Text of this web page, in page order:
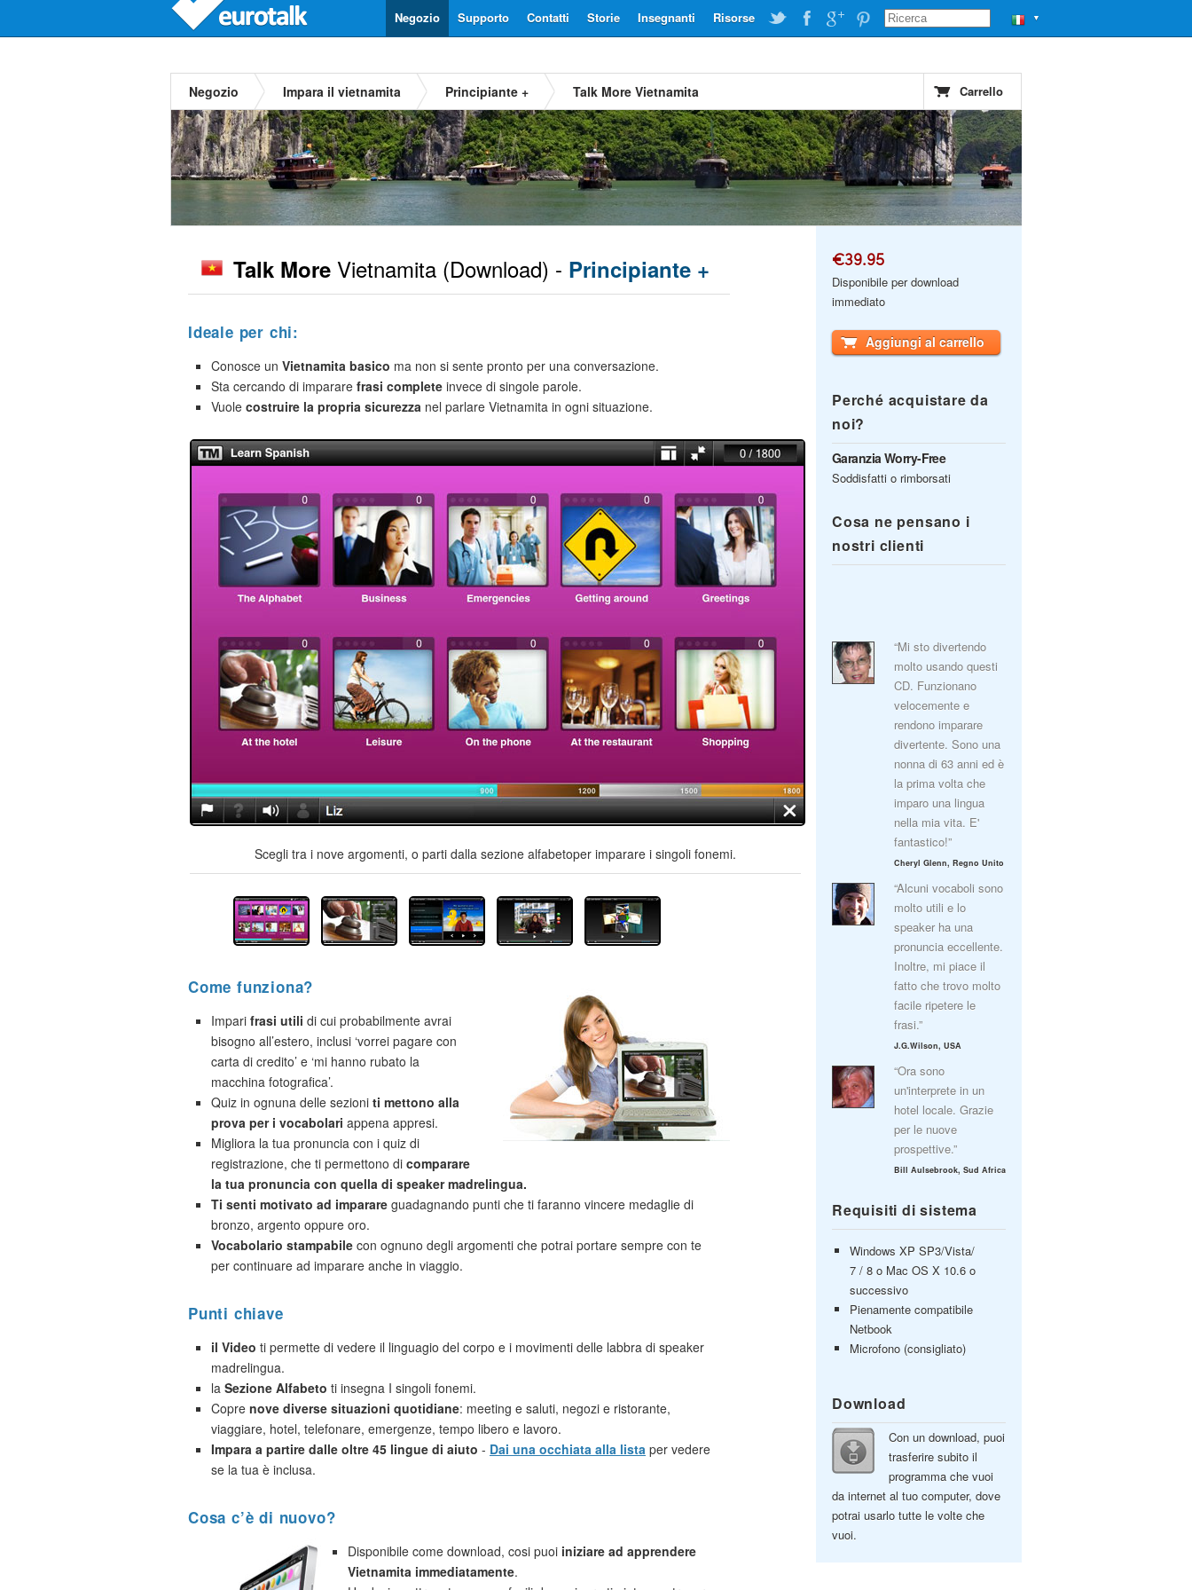
▼
Risorse
Insegnanti
Storie
Contatti
Supporto
Negozio
Negozio Impara il vietnamita Principiante + Talk More Vietnamita Carrello
Talk More Vietnamita (Download) - Principiante +
Ideale per chi:
Conosce un Vietnamita basico ma non si sente pronto per una conversazione.
Sta cercando di imparare frasi complete invece di singole parole.
Vuole costruire la propria sicurezza nel parlare Vietnamita in ogni situazione.
Scegli tra i nove argomenti, o parti dalla sezione alfabetoper imparare i singoli fonemi.
Come funziona?
Impari frasi utili di cui probabilmente avrai
bisogno all’estero, inclusi ‘vorrei pagare con
carta di credito’ e ‘mi hanno rubato la
macchina fotografica’.
Quiz in ognuna delle sezioni ti mettono alla
prova per i vocabolari appena appresi.
Migliora la tua pronuncia con i quiz di
registrazione, che ti permettono di comparare
la tua pronuncia con quella di speaker madrelingua.
Ti senti motivato ad imparare guadagnando punti che ti faranno vincere medaglie di
bronzo, argento oppure oro.
Vocabolario stampabile con ognuno degli argomenti che potrai portare sempre con te
per continuare ad imparare anche in viaggio.
Punti chiave
il Video ti permette di vedere il linguagio del corpo e i movimenti delle labbra di speaker
madrelingua.
la Sezione Alfabeto ti insegna I singoli fonemi.
Copre nove diverse situazioni quotidiane: meeting e saluti, negozi e ristorante,
viaggiare, hotel, telefonare, emergenze, tempo libero e lavoro.
Impara a partire dalle oltre 45 lingue di aiuto - Dai una occhiata alla lista per vedere
se la tua è inclusa.
Cosa c’è di nuovo?
Disponibile come download, cosi puoi iniziare ad apprendere
Vietnamita immediatamente.
€39.95
Disponibile per download
immediato
Aggiungi al carrello
Perché acquistare da
noi?
Garanzia Worry-Free
Soddisfatti o rimborsati
Cosa ne pensano i
nostri clienti
“Mi sto divertendo
molto usando questi
CD. Funzionano
velocemente e
rendono imparare
divertente. Sono una
nonna di 63 anni ed è
la prima volta che
imparo una lingua
nella mia vita. E'
fantastico!”
Cheryl Glenn, Regno Unito
“Alcuni vocaboli sono
molto utili e lo
speaker ha una
pronuncia eccellente.
Inoltre, mi piace il
fatto che trovo molto
facile ripetere le
frasi.”
J.G.Wilson, USA
“Ora sono
un'interprete in un
hotel locale. Grazie
per le nuove
prospettive.”
Bill Aulsebrook, Sud Africa
Requisiti di sistema
Windows XP SP3/Vista/
7 / 8 o Mac OS X 10.6 o
successivo
Pienamente compatibile
Netbook
Microfono (consigliato)
Download
Con un download, puoi
trasferire subito il
programma che vuoi
da internet al tuo computer, dove
potrai usarlo tutte le volte che
vuoi.